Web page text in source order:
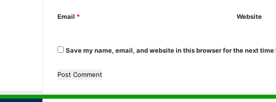
Email * Website
Save my name, email, and website in this browser for the next time